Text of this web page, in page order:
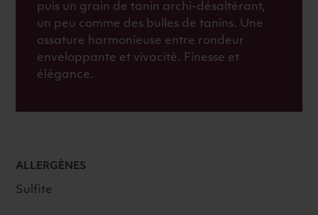
puis un grain de tanin archi-désaltérant,
un peu comme des bulles de tanins. Une
ossature harmonieuse entre rondeur
enveloppante et vivacité. Finesse et
élégance.
ALLERGÈNES
Sulfite